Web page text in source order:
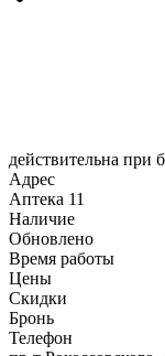
действительна при
Адрес
Аптека 11
Наличие
Обновлено
Время работы
Цены
Скидки
Бронь
Телефон